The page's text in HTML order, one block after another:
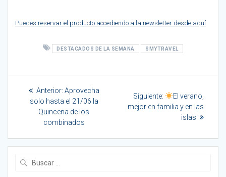
Puedes reservar el producto accediendo a la newsletter desde aquí
DESTACADOS DE LA SEMANA SMYTRAVEL
entradas
Anterior: Entrada
anterior:
Aprovecha
solo hasta el 21/06 la
Quincena de los
combinados
Siguiente: Siguiente
entrada:
El verano,
mejor en familia y en las
islas